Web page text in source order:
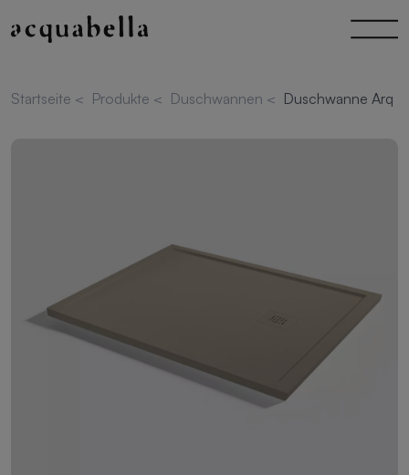
Startseite < Produkte < Duschwannen < Duschwanne Arq